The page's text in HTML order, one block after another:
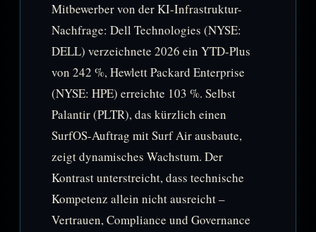
Mitbewerber von der KI-Infrastruktur-
Nachfrage: Dell Technologies (NYSE:
DELL) verzeichnete 2026 ein YTD-Plus
von 242 %, Hewlett Packard Enterprise
(NYSE: HPE) erreichte 103 %. Selbst
Palantir (PLTR), das kürzlich einen
SurfOS-Auftrag mit Surf Air ausbaute,
zeigt dynamisches Wachstum. Der
Kontrast unterstreicht, dass technische
Kompetenz allein nicht ausreicht –
Vertrauen, Compliance und Governance